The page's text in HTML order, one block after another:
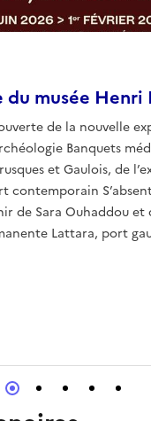
musée Henri
de la nouvelle
Banquets
et Gaulois, de
contemporain
de Sara Ouhaddou et
Lattara, port